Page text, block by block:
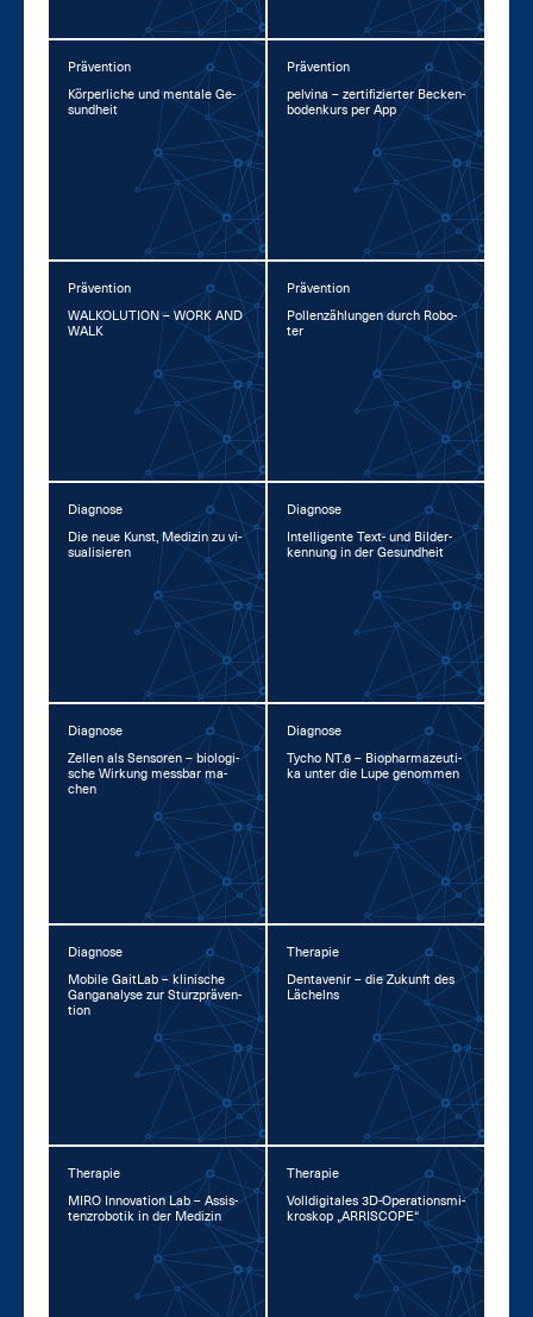
Prävention
Kör­per­li­che und men­ta­le Ge­
sund­heit
Prävention
pel­vina – zer­ti­fi­zier­ter Be­cken­
bo­den­kurs per App
Prävention
WAL­KO­LU­TI­ON – WORK AND
WALK
Prävention
Pol­len­zäh­lun­gen durch Ro­bo­
ter
Diagnose
Die neue Kunst, Me­di­zin zu vi­
sua­li­sie­ren
Diagnose
In­tel­li­gen­te Text- und Bil­der­
ken­nung in der Ge­sund­heit
Diagnose
Zel­len als Sen­so­ren – bio­lo­gi­
sche Wir­kung mess­bar ma­
chen
Diagnose
Ty­cho NT.6 – Bio­phar­ma­zeu­ti­
ka un­ter die Lu­pe ge­nom­men
Diagnose
Mo­bi­le GaitLab – kli­ni­sche
Gan­gana­ly­se zur Sturz­prä­ven­
ti­on
Therapie
Den­ta­ve­nir – die Zu­kunft des
Lä­chelns
Therapie
MI­RO In­no­va­ti­on Lab – As­sis­
tenz­ro­bo­tik in der Me­di­zin
Therapie
Voll­di­gi­ta­les 3D-Ope­ra­ti­ons­mi­
kro­skop „AR­RI­SCOPE“